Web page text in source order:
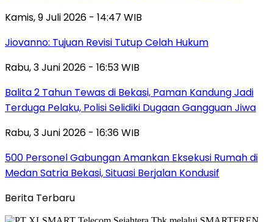
Kamis, 9 Juli 2026 - 14:47 WIB
Jiovanno: Tujuan Revisi Tutup Celah Hukum
Rabu, 3 Juni 2026 - 16:53 WIB
Balita 2 Tahun Tewas di Bekasi, Paman Kandung Jadi
Terduga Pelaku, Polisi Selidiki Dugaan Gangguan Jiwa
Rabu, 3 Juni 2026 - 16:36 WIB
500 Personel Gabungan Amankan Eksekusi Rumah di
Medan Satria Bekasi, Situasi Berjalan Kondusif
Berita Terbaru